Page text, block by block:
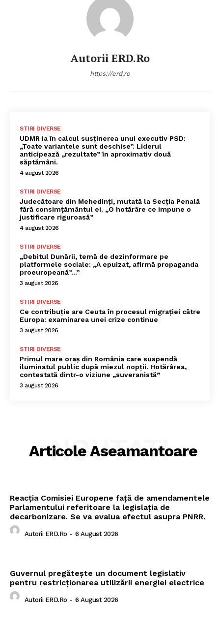
Autorii ERD.ro
https://erd.ro
STIRI DIVERSE
UDMR ia în calcul susținerea unui executiv PSD:
„Toate variantele sunt deschise”. Liderul
anticipează „rezultate” în aproximativ două
săptămâni.
4 august 2026
STIRI DIVERSE
Judecătoare din Mehedinți, mutată la Secția Penală
fără consimțământul ei. „O hotărâre ce impune o
justificare riguroasă”
4 august 2026
STIRI DIVERSE
„Debitul Dunării, temă de dezinformare pe
platformele sociale: „A epuizat, afirmă propaganda
proeuropeană”…”
3 august 2026
STIRI DIVERSE
Ce contribuție are Ceuta în procesul migrației către
Europa: examinarea unei crize continue
3 august 2026
STIRI DIVERSE
Primul mare oraș din România care suspendă
iluminatul public după miezul nopții. Hotărârea,
contestată dintr-o viziune „suveranistă”
3 august 2026
Articole Aseamantoare
NOUTATI
Reacția Comisiei Europene față de amendamentele
Parlamentului referitoare la legislația de
decarbonizare. Se va evalua efectul asupra PNRR.
Autorii ERD.ro - 6 August 2026
Guvernul pregătește un document legislativ
pentru restricționarea utilizării energiei electrice
Autorii ERD.ro - 6 August 2026